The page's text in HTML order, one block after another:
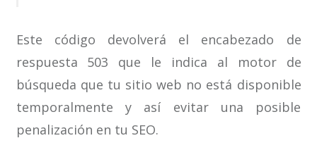
Este código devolverá el encabezado de
respuesta 503 que le indica al motor de
búsqueda que tu sitio web no está disponible
temporalmente y así evitar una posible
penalización en tu SEO.